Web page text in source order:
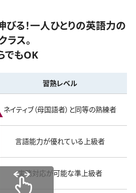
る！一人ひとりの英語力の
ス。
でもOK
習熟レベル
ネイティブ（母国語者）と同等の熟練者
言語能力が優れている上級者
実務対応が可能な準上級者